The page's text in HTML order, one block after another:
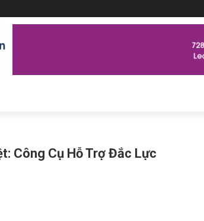
Công Cụ Hỗ Trợ Đắc Lực